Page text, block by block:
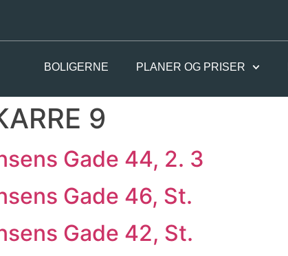
BOLIGERNE PLANER OG PRISER
9
Gade 44, 2. 3
Gade 46, St.
Gade 42, St.